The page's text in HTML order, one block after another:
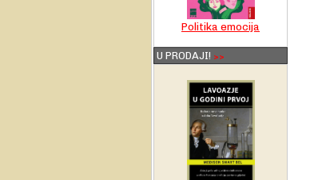
Politika emocija
U PRODAJI! >>